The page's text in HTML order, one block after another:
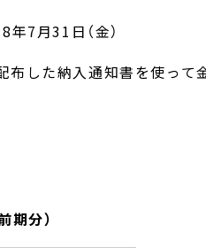
7月31日（金）
した納入通知書を使って
期分）